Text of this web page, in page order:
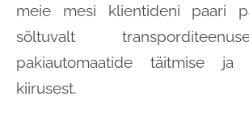
meie mesi klientideni paari
sõltuvalt
pakiautomaatide täitmise ja
kiirusest.